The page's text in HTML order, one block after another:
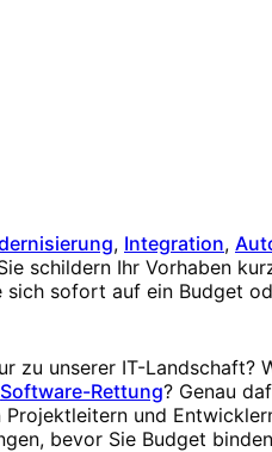
, Integration,
schildern Ihr Vorhaben
sich sofort auf ein Budget
zu unserer IT-Landschaft?
Software-Rettung? Genau
und
bevor Sie Budget